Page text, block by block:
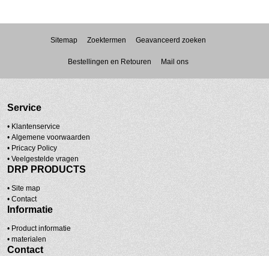
Sitemap Zoektermen Geavanceerd zoeken
Bestellingen en Retouren Mail ons
Service
• Klantenservice
• Algemene voorwaarden
• Pricacy Policy
• Veelgestelde vragen
DRP PRODUCTS
• Site map
• Contact
Informatie
• Product informatie
• materialen
Contact